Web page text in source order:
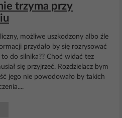
trzyma przy
możliwe uszkodzony albo źle
przydało by się rozrysować
to do silnika?? Choć widać tez
się przyjrzeć. Rozdzielacz bym
jego nie powodowało by takich